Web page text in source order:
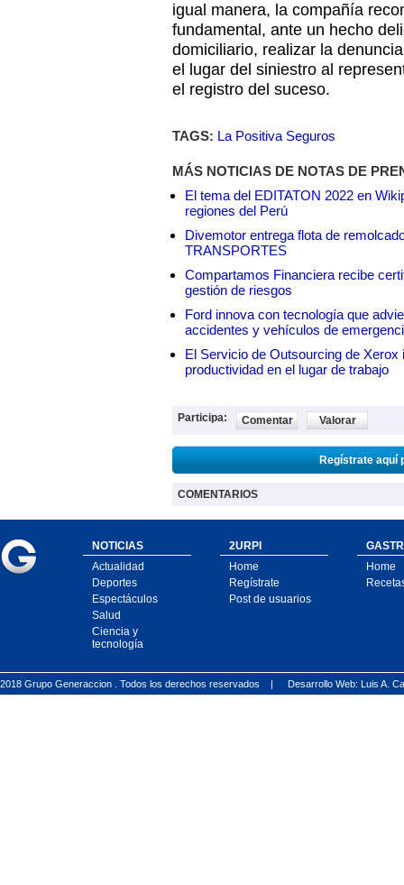
igual manera, la compañía
fundamental, ante un hecho
domiciliario, realizar la
el lugar del siniestro al
el registro del suceso.
TAGS: La Positiva Seguros
MÁS NOTICIAS DE NOTAS DE
El tema del EDITATON 2022 en
regiones del Perú
Divemotor entrega flota de
TRANSPORTES
Compartamos Financiera recibe
gestión de riesgos
Ford innova con tecnología que
accidentes y vehículos de
El Servicio de Outsourcing de
productividad en el lugar de trabajo
Participa: Comentar Valorar
Regístrate aquí
COMENTARIOS
NOTICIAS
Actualidad
Deportes
Espectáculos
Salud
Ciencia y
tecnología
2URPI
Home
Regístrate
Post de usuarios
Home
2018 Grupo Generaccion . Todos los derechos reservados | Desarrollo Web: Luis